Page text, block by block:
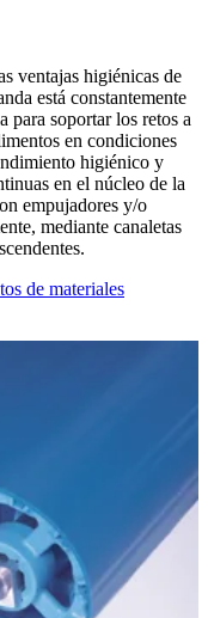
ventajas higiénicas de
está constantemente
para soportar los retos a
en condiciones
higiénico y
en el núcleo de la
empujadores y/o
mediante canaletas
de materiales